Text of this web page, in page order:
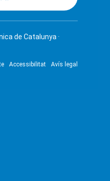
de Catalunya ·
Accessibilitat Avís legal